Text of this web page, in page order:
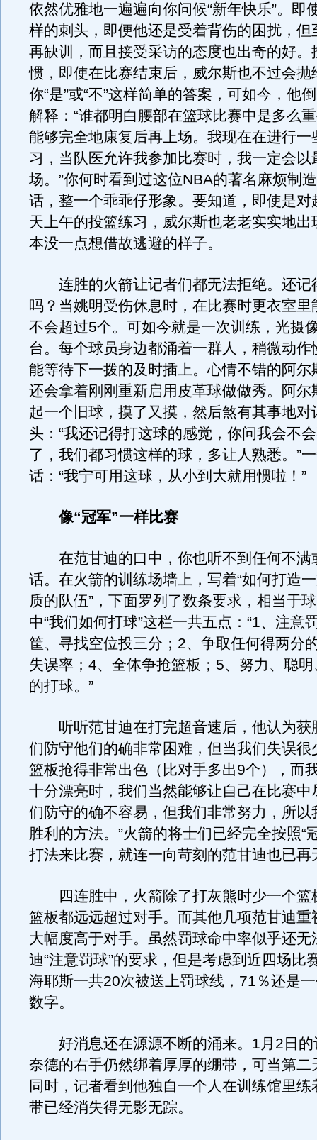
依然优雅地一遍遍向你问候“新年快乐”。即
样的刺头，即便他还是受着背伤的困扰，但
再缺训，而且接受采访的态度也出奇的好。
惯，即使在比赛结束后，威尔斯也不过会抛
你“是”或“不”这样简单的答案，可如今，他
解释：“谁都明白腰部在篮球比赛中是多么
能够完全地康复后再上场。我现在在进行一
习，当队医允许我参加比赛时，我一定会以
场。”你何时看到过这位NBA的著名麻烦制
话，整一个乖乖仔形象。要知道，即使是对
天上午的投篮练习，威尔斯也老老实实地出
本没一点想借故逃避的样子。
连胜的火箭让记者们都无法拒绝。还记
吗？当姚明受伤休息时，在比赛时更衣室里
不会超过5个。可如今就是一次训练，光摄
台。每个球员身边都涌着一群人，稍微动作
能等待下一拨的及时插上。心情不错的阿尔
还会拿着刚刚重新启用皮革球做做秀。阿尔
起一个旧球，摸了又摸，然后煞有其事地对
头：“我还记得打这球的感觉，你问我会不
了，我们都习惯这样的球，多让人熟悉。”
话：“我宁可用这球，从小到大就用惯啦！”
像“冠军”一样比赛
在范甘迪的口中，你也听不到任何不满
话。在火箭的训练场墙上，写着“如何打造
质的队伍”，下面罗列了数条要求，相当于
中“我们如何打球”这栏一共五点：“1、注意
筐、寻找空位投三分；2、争取任何得两分
失误率；4、全体争抢篮板；5、努力、聪
的打球。”
听听范甘迪在打完超音速后，他认为获
们防守他们的确非常困难，但当我们失误很
篮板抢得非常出色（比对手多出9个），而
十分漂亮时，我们当然能够让自己在比赛中
们防守的确不容易，但我们非常努力，所以
胜利的方法。”火箭的将士们已经完全按照“
打法来比赛，就连一向苛刻的范甘迪也已再
四连胜中，火箭除了打灰熊时少一个篮
篮板都远远超过对手。而其他几项范甘迪重
大幅度高于对手。虽然罚球命中率似乎还无
迪“注意罚球”的要求，但是考虑到近四场比
海耶斯一共20次被送上罚球线，71％还是
数字。
好消息还在源源不断的涌来。1月2日的
奈德的右手仍然绑着厚厚的绷带，可当第二
同时，记者看到他独自一个人在训练馆里练
带已经消失得无影无踪。